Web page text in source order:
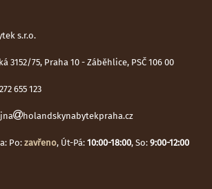
s.r.o.
3152/75, Praha 10 - Záběhlice, PSČ 106 00
655 123
holandskynabytekpraha.cz
Po: zavřeno, Út-Pá: 10:00-18:00, So: 9:00-12:00